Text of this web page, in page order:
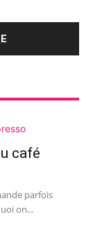
café
parfois
on...